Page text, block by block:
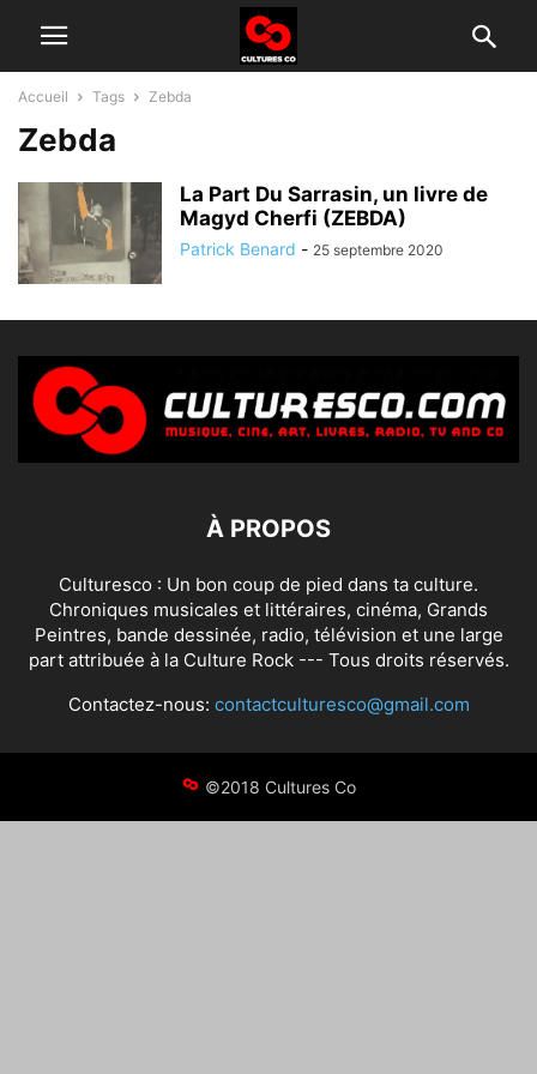
Accueil Tags Zebda
Zebda
La Part Du Sarrasin, un livre de
Magyd Cherfi (ZEBDA)
Patrick Benard - 25 septembre 2020
À PROPOS
Culturesco : Un bon coup de pied dans ta culture.
Chroniques musicales et littéraires, cinéma, Grands
Peintres, bande dessinée, radio, télévision et une large
part attribuée à la Culture Rock --- Tous droits réservés.
Contactez-nous: contactculturesco@gmail.com
©2018 Cultures Co